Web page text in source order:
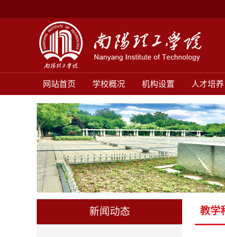
网站首页 学校概况 机构设置 人才培养
新闻动态 教学